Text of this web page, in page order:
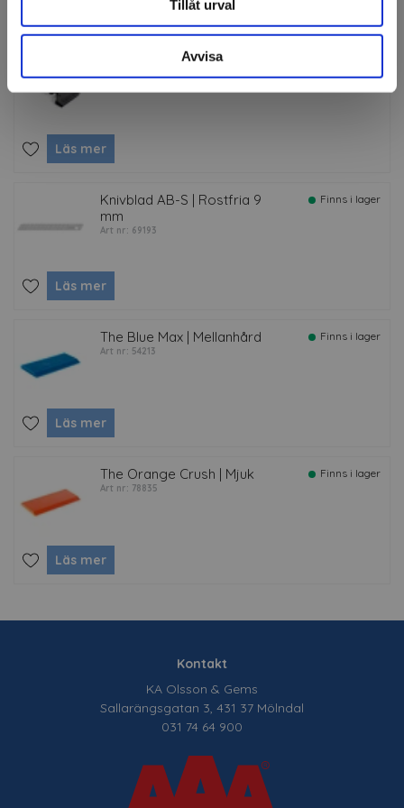
Tillåt urval
Avvisa
Tillbehör
Fusion-5 handtag
Art nr: 78836
Läs mer
Knivblad AB-S | Rostfria 9
mm
Art nr: 69193
Finns i lager
Läs mer
The Blue Max | Mellanhård
Art nr: 54213
Finns i lager
Läs mer
The Orange Crush | Mjuk
Art nr: 78835
Finns i lager
Läs mer
Kontakt
KA Olsson & Gems
Sallarängsgatan 3, 431 37 Mölndal
031 74 64 900